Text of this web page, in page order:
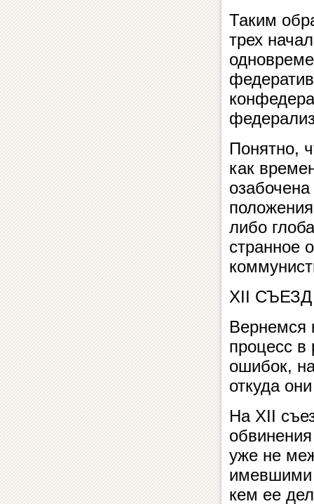
Таким
трех
Понятно,
как
либо
странное
XII
Вернемся
процесс в
ошибок,
откуда
На XII
уже не
имевшими
кем ее